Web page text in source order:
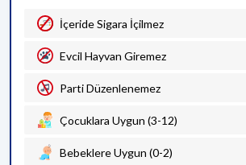
İçeride Sigara İçilmez
Evcil Hayvan Giremez
Parti Düzenlenemez
Çocuklara Uygun (3-12)
Bebeklere Uygun (0-2)